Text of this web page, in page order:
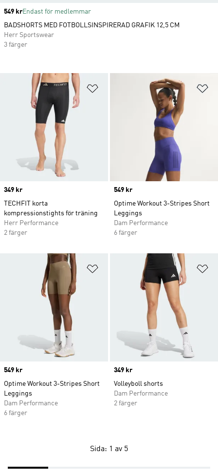
Lägg till på önskelistan
Price
349 kr
TECHFIT korta
kompressionstights för träning
Herr Performance
2 färger
Price
549 kr
Optime Workout 3-Stripes Short
Leggings
Dam Performance
6 färger
Lägg till på önskelistan
Price
549 kr
Optime Workout 3-Stripes Short
Leggings
Dam Performance
6 färger
Price
349 kr
Volleyboll shorts
Dam Performance
2 färger
Price
549 krEndast för medlemmar
BADSHORTS MED FOTBOLLSINSPIRERAD GRAFIK 12,5 CM
Herr Sportswear
3 färger
Sida: 1 av 5